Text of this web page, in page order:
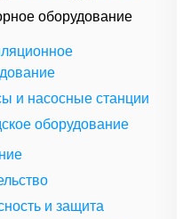
оборудование
и насосные станции
оборудование
и защита